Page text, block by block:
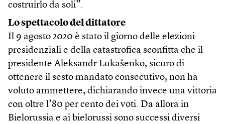
costruirlo da soli”.
Lo spettacolo del dittatore
Il 9 agosto 2020 è stato il giorno delle elezioni
presidenziali e della catastrofica sconfitta che il
presidente Aleksandr Lukašenko, sicuro di
ottenere il sesto mandato consecutivo, non ha
voluto ammettere, dichiarando invece una vittoria
con oltre l’80 per cento dei voti. Da allora in
Bielorussia e ai bielorussi sono successi diversi